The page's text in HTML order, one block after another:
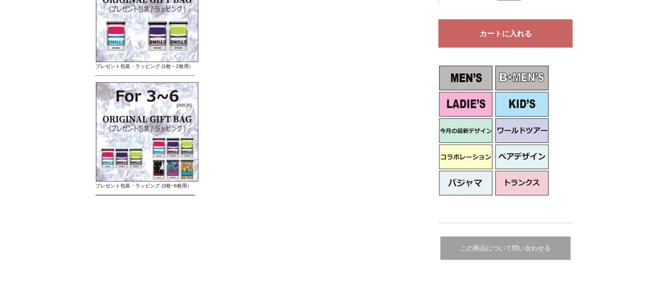
この商品について問い合わせる
プレゼント包装・ラッピング (1枚～2枚用）
プレゼント包装・ラッピング (3枚~6枚用）